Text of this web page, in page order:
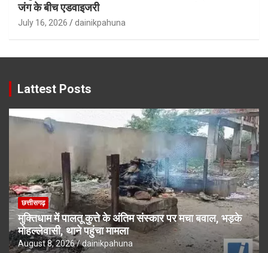
जंग के बीच एडवाइजरी
July 16, 2026 dainikpahuna
Lattest Posts
छत्तीसगढ़
मुक्तिधाम में पालतू कुत्ते के अंतिम संस्कार पर मचा बवाल, भड़के
मोहल्लेवासी, थाने पहुंचा मामला
August 8, 2026 dainikpahuna